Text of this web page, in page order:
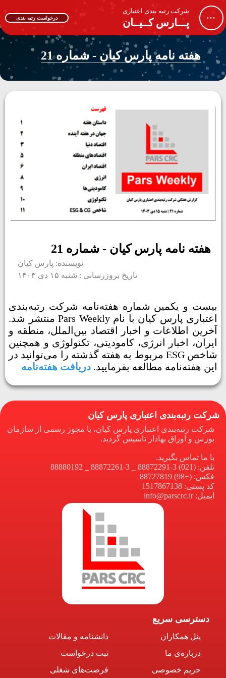
...
شرکت رتبه بندی اعتباری
پـــارس کــیــان درخواست رتبه بندی
هفته نامه پارس کیان - شماره 21
هفته نامه پارس کیان - شماره 21
نویسنده: پارس کیان
تاریخ بروزرسانی : شنبه ۱۵ دی ۱۴۰۳
بیست و یکمین شماره هفته‌نامه شرکت رتبه‌بندی
اعتباری پارس کیان با نام Pars Weekly منتشر شد.
آخرین اطلاعات و اخبار اقتصاد بین‌الملل، منطقه و
ایران، اخبار انرژی، کامودیتی، تکنولوژی و همچنین
شاخص ESG مربوط به هفته گذشته را می‌توانید در
این هفته‌نامه مطالعه بفرمایید. دریافت هفته‌نامه
شرکت رتبه‌بندی اعتباری پارس کیان
شرکت رتبه‌بندی اعتباری پارس کیان، با مجوز رسمی از سازمان
بورس و اوراق بهادار تاسیس گردید.
با ما تماس بگیرید.
تلفن: (021) 3-88872291 _ 3-88872261 _ 88880192
فکس: (+98) 88727819
کد پستی: 1517867138
ایمیل: info@parscrc.ir
دسترسی سریع
پنل همکاران
درباره‌ی ما
حریم خصوصی
دانشنامه و مقالات
ثبت درخواست
فرصت‌های شغلی